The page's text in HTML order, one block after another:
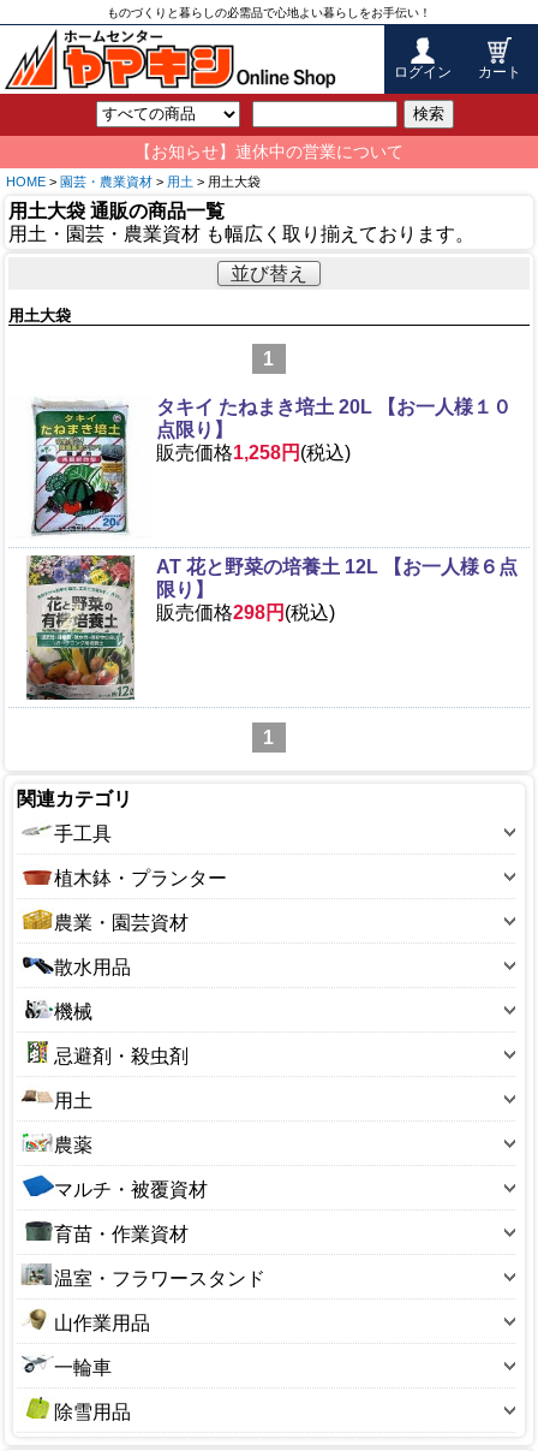
ものづくりと暮らしの必需品で心地よい暮らしをお手伝い！
ログイン カート
検索
【お知らせ】連休中の営業について
HOME > 園芸・農業資材 > 用土 > 用土大袋
用土大袋 通販の商品一覧
用土・園芸・農業資材 も幅広く取り揃えております。
並び替え
用土大袋
1
タキイ たねまき培土 20L 【お一人様１０
点限り】
販売価格1,258円 (税込)
AT 花と野菜の培養土 12L 【お一人様６点
限り】
販売価格298円 (税込)
1
関連カテゴリ
手工具
斧
鋏(ハサミ)
鉈(ナタ)
のこぎり(園芸用)
スコップ
レーキ・くまで
押切り
掛矢(カケヤ)
鎌(カマ)
鍬(クワ)
穴あけ器
溝そうじ器
十能・火ばさみ
鶴嘴(ツルハシ)
砥石(園芸用)
楔(くさび)
盆栽用品
植木鉢・プランター
10～19型
20～29型
30～39型
40～49型
50～59型
60～69型
100～190型
200～290型
300～390型
400～490型
550型サイズ
650型サイズ
3号サイズ
4号サイズ
5号サイズ
6号サイズ
農業・園芸資材
アルミ線・結束タイ
フルイ(園芸用)
ボトル・容器
ポリ缶
ラベル
温度計
花台
杭・支柱
荒縄・こも
収穫コンテナ
収穫袋
生ゴミ処理
その他
散水用品
散水ホース
散水ノズル
散水パーツ
ホースリール
サニーホース
ジョウロ・水さし
スプリンクラー
ひしゃく・ロート
ホースバンド
ローリータンク
機械
刈払用品
芝刈用品
噴霧器・散布器
ガーデンシュレッダー
ナイロンコード
管理機・耕うん機
精米機・脱穀機
草焼きバーナー
忌避剤・殺虫剤
忌避剤
殺菌剤
殺虫剤
捕獲器
防鳥用品
用土
土のう袋
用土小袋
用土大袋
農薬
除草剤
植物成長調整剤
硫黄合剤・マシン油
マルチ・被覆資材
ビニールシート・マルチ
ブルーシート
園芸ネット
保温資材・寒冷遮
防草シート
育苗・作業資材
あぜ波
ガーデンチェア
ハウス部品
バスケット
塩水選容器
農機具補修用品
温室・フラワースタンド
ビニール温室
アルミ温室
フラワースタンド
山作業用品
熊よけ鈴
山菜かご
背負子（しょいこ）
一輪車
一輪車除雪用品